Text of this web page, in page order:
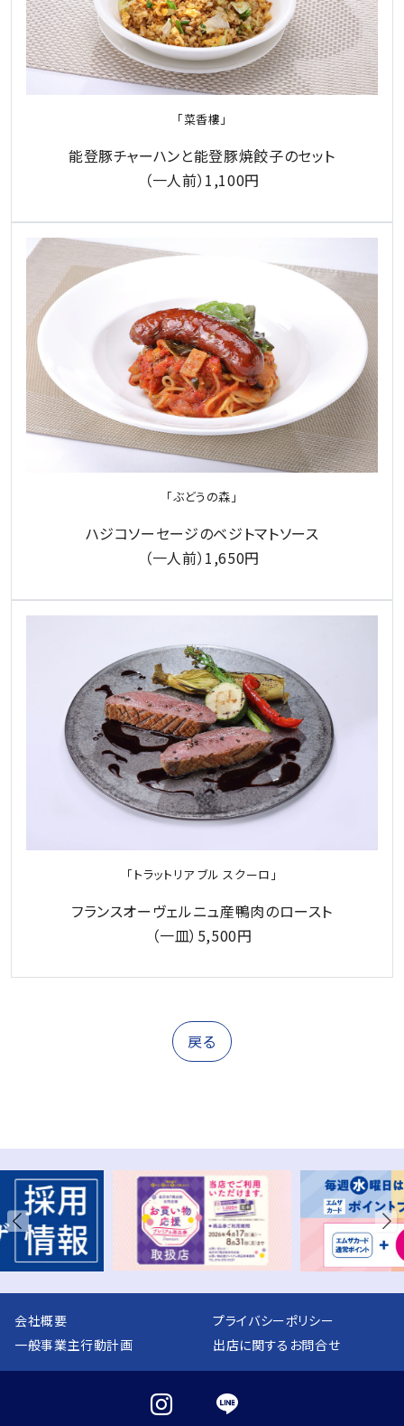
「菜香樓」
能登豚チャーハンと能登豚焼餃子のセット
（一人前）1,100円
「ぶどうの森」
ハジコソーセージのベジトマトソース
（一人前）1,650円
「トラットリア ブル スクーロ」
フランスオーヴェルニュ産鴨肉のロースト
（一皿）5,500円
戻る
会社概要
プライバシーポリシー
一般事業主行動計画
出店に関するお問合せ